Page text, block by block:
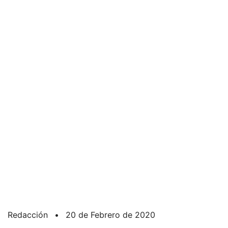
Redacción • 20 de Febrero de 2020